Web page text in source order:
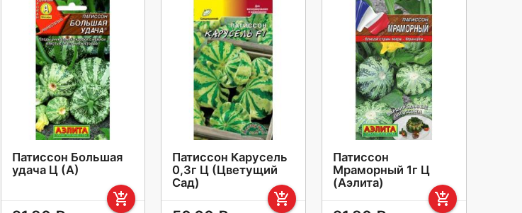
Патиссон Большая
удача Ц (А)
add_shopping_cart
Патиссон Карусель
0,3г Ц (Цветущий
Сад)
add_shopping_cart
Патиссон
Мраморный 1г Ц
(Аэлита)
add_shopping_cart